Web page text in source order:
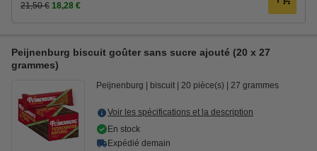
21,50 € 18,28 €
Peijnenburg biscuit goûter sans sucre ajouté (20 x 27
grammes)
Peijnenburg biscuit 20 pièce(s) 27 grammes
Voir les spécifications et la description
En stock
Expédié demain